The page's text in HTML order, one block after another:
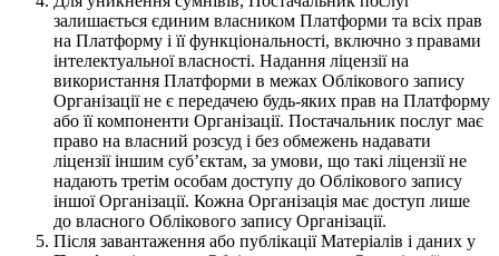
залишається єдиним власником Платформи та всіх прав
на Платформу і її функціональності, включно з правами
інтелектуальної власності. Надання ліцензії на
використання Платформи в межах Облікового запису
Організації не є передачею будь-яких прав на Платформу
або її компоненти Організації. Постачальник послуг має
право на власний розсуд і без обмежень надавати
ліцензії іншим субʼєктам, за умови, що такі ліцензії не
надають третім особам доступу до Облікового запису
іншої Організації. Кожна Організація має доступ лише
до власного Облікового запису Організації.
Після завантаження або публікації Матеріалів і даних у